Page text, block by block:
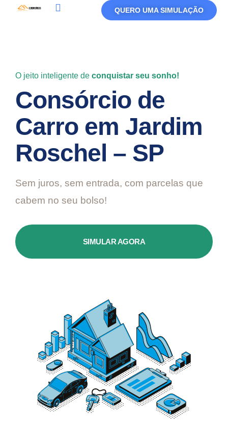
QUERO UMA SIMULAÇÃO
O jeito inteligente de conquistar seu sonho!
Consórcio de
Carro em Jardim
Roschel – SP
Sem juros, sem entrada, com parcelas que
cabem no seu bolso!
SIMULAR AGORA